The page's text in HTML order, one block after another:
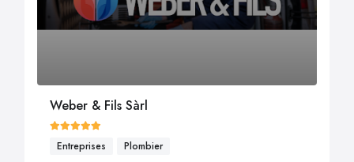
Weber & Fils Sàrl
Entreprises Plombier